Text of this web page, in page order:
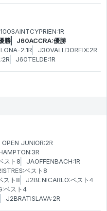
勝
J60ACCRA:優勝
2:1R
J30VALLDOREIX:2R
J60TELDE:1R
OPEN JUNIOR:2R
スト8
JAOFFENBACH:1R
ベスト8
スト8
J2BENICARLO:ベスト4
ベスト4
J2BRATISLAVA:2R